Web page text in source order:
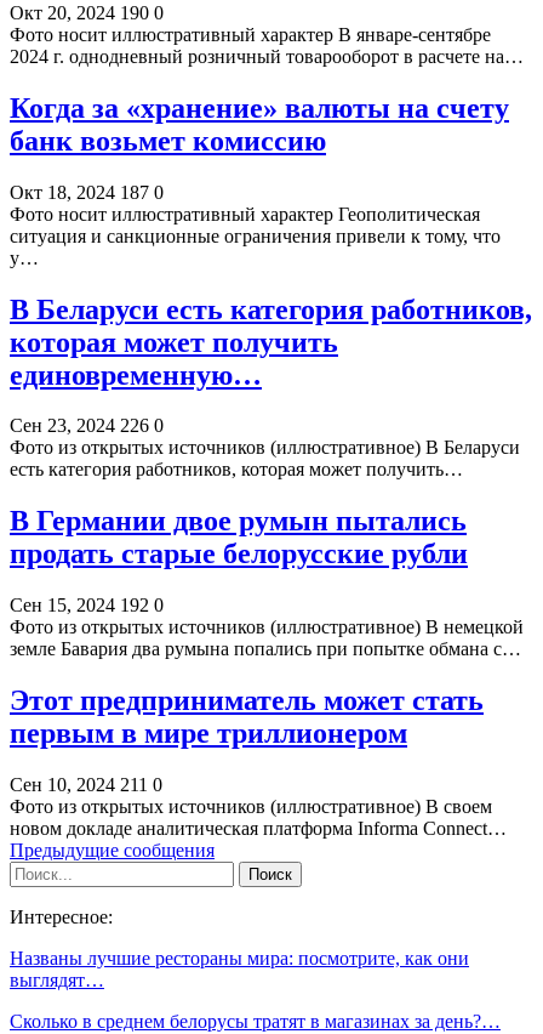
Окт 20, 2024 190 0
Фото носит иллюстративный характер В январе-сентябре
2024 г. однодневный розничный товарооборот в расчете на…
Когда за «хранение» валюты на счету
банк возьмет комиссию
Окт 18, 2024 187 0
Фото носит иллюстративный характер Геополитическая
ситуация и санкционные ограничения привели к тому, что
у…
В Беларуси есть категория работников,
которая может получить
единовременную…
Сен 23, 2024 226 0
Фото из открытых источников (иллюстративное) В Беларуси
есть категория работников, которая может получить…
В Германии двое румын пытались
продать старые белорусские рубли
Сен 15, 2024 192 0
Фото из открытых источников (иллюстративное) В немецкой
земле Бавария два румына попались при попытке обмана с…
Этот предприниматель может стать
первым в мире триллионером
Сен 10, 2024 211 0
Фото из открытых источников (иллюстративное) В своем
новом докладе аналитическая платформа Informa Connect…
Предыдущие сообщения
Интересное:
Названы лучшие рестораны мира: посмотрите, как они
выглядят…
Сколько в среднем белорусы тратят в магазинах за день?…